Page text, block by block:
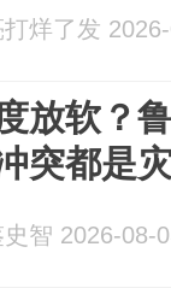
打烊了发
放软？
突都是
史智 2026-08-